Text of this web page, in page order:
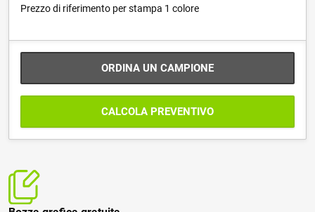
Prezzo di riferimento per stampa 1 colore
ORDINA UN CAMPIONE
CALCOLA PREVENTIVO